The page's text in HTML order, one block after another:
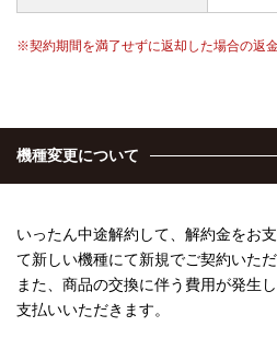
契約期間を満了せずに返却した場合の返
機種変更について
いったん中途解約して、解約金をお
て新しい機種にて新規でご契約いただ
また、商品の交換に伴う費用が発生
支払いいただきます。